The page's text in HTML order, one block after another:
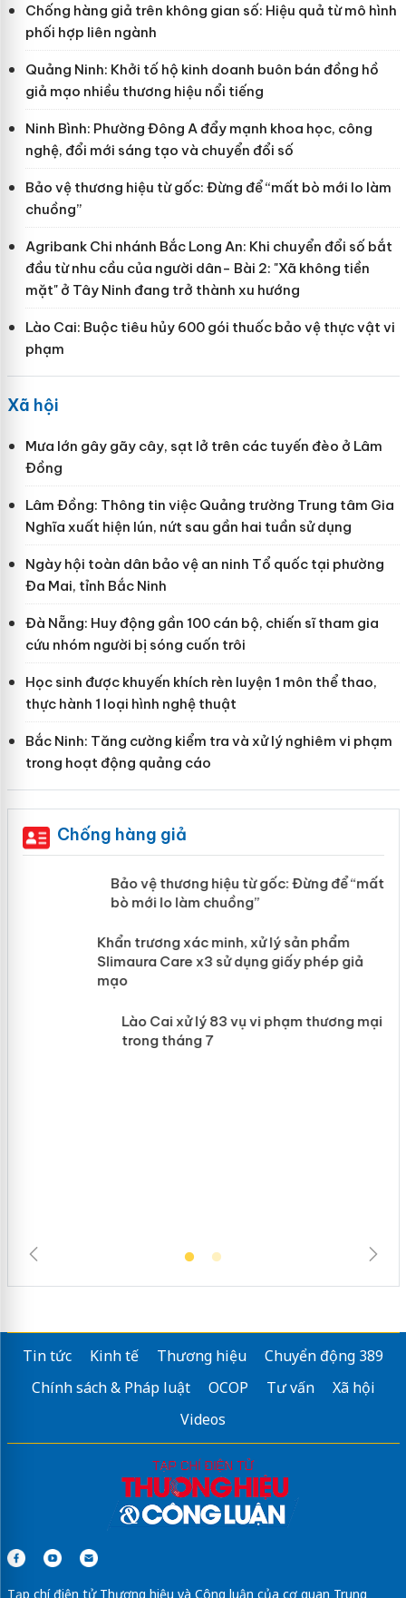
Chống hàng giả trên không gian số: Hiệu quả từ mô hình
phối hợp liên ngành
Quảng Ninh: Khởi tố hộ kinh doanh buôn bán đồng hồ
giả mạo nhiều thương hiệu nổi tiếng
Ninh Bình: Phường Đông A đẩy mạnh khoa học, công
nghệ, đổi mới sáng tạo và chuyển đổi số
Bảo vệ thương hiệu từ gốc: Đừng để “mất bò mới lo làm
chuồng”
Agribank Chi nhánh Bắc Long An: Khi chuyển đổi số bắt
đầu từ nhu cầu của người dân- Bài 2: "Xã không tiền
mặt" ở Tây Ninh đang trở thành xu hướng
Lào Cai: Buộc tiêu hủy 600 gói thuốc bảo vệ thực vật vi
phạm
Xã hội
Mưa lớn gây gãy cây, sạt lở trên các tuyến đèo ở Lâm
Đồng
Lâm Đồng: Thông tin việc Quảng trường Trung tâm Gia
Nghĩa xuất hiện lún, nứt sau gần hai tuần sử dụng
Ngày hội toàn dân bảo vệ an ninh Tổ quốc tại phường
Đa Mai, tỉnh Bắc Ninh
Đà Nẵng: Huy động gần 100 cán bộ, chiến sĩ tham gia
cứu nhóm người bị sóng cuốn trôi
Học sinh được khuyến khích rèn luyện 1 môn thể thao,
thực hành 1 loại hình nghệ thuật
Bắc Ninh: Tăng cường kiểm tra và xử lý nghiêm vi phạm
trong hoạt động quảng cáo
Chống hàng giả
Bảo vệ thương hiệu từ gốc: Đừng để
“mất bò mới lo làm chuồng”
Slimaura Care x3 sử dụng giấy phép giả
mạo
Tin tức Kinh tế Thương hiệu
Chuyển động 389
Chính sách & Pháp luật
OCOP Tư vấn
Xã hội
Videos
Tạp chí điện tử Thương hiệu và Công luận của cơ quan Trung